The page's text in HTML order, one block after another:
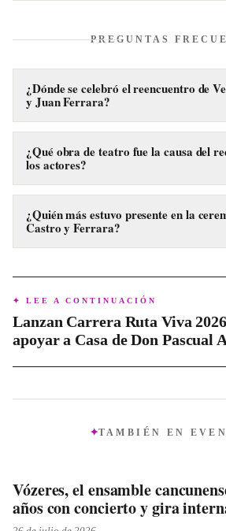
PREGUNTAS
¿Dónde se celebró el reencuentro de
y Juan Ferrara?
El emotivo reencuentro de Verónica
celebró en el Foro Cultural Chapultepec
México.
¿Qué obra de teatro fue la causa del
los actores?
La obra de teatro “No te vayas sin decir
del reencuentro, al conmemorar sus 300
¿Quién más estuvo presente en la
Castro y Ferrara?
también encabezó la ceremonia de las
✦ LEE A CONTINUACIÓN
Lanzan Carrera Ruta Viva
apoyar a Casa de Don Pascual
TAMBIÉN EN
Vózeres, el ensamble
años con concierto y gira